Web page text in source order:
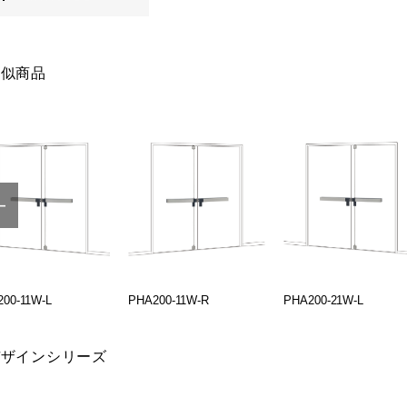
商品
11W-L PHA200-11W-R PHA200-21W-L
インシリーズ